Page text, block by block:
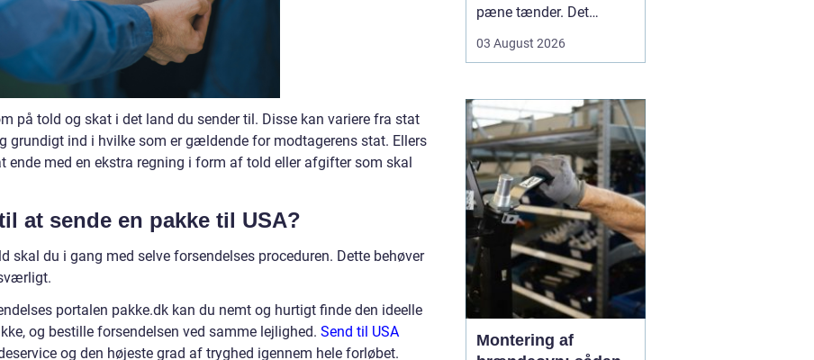
på told og skat i det land du sender til. Disse kan variere fra stat
grundigt ind i hvilke som er gældende for modtagerens stat. Ellers
ende med en ekstra regning i form af told eller afgifter som skal
at sende en pakke til USA?
skal du i gang med selve forsendelses proceduren. Dette behøver
portalen pakke.dk kan du nemt og hurtigt finde den ideelle
og bestille forsendelsen ved samme lejlighed. Send til USA
og den højeste grad af tryghed igennem hele forløbet.
pæne tænder. Det
hverdag, din selvtillid og
duleder efter tandlæge
vesterbro, møder du
derfor mange
valgmuligheder m...
03 August 2026
Montering af